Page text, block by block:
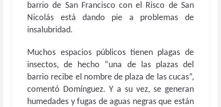
barrio de San Francisco con el Risco de San
Nicolás está dando pie a problemas de
insalubridad.
Muchos espacios públicos tienen plagas de
insectos, de hecho “una de las plazas del
barrio recibe el nombre de plaza de las cucas”,
comentó Domínguez. Y a su vez, se generan
humedades y fugas de aguas negras que están